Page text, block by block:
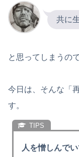
共に
と思ってしまうので
今日は、そんな「
す。
人を憎しんで